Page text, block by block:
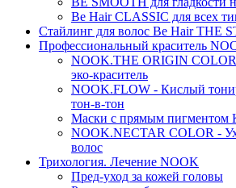
Be Hair CLASSIC для всех
Стайлинг для волос Be Hair THE
Профессиональный краситель
NOOK.THE ORIGIN
эко-краситель
NOOK.FLOW - Кислый
тон-в-тон
Маски с прямым пигментом
NOOK.NECTAR COLOR -
волос
Трихология. Лечение NOOK
Пред-уход за кожей головы